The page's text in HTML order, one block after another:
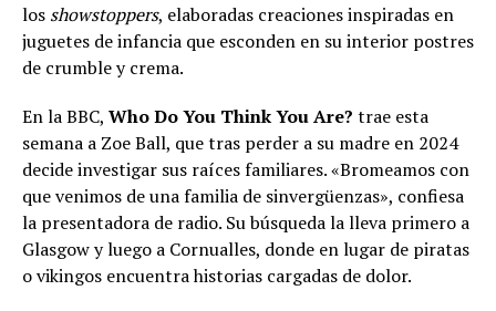
los showstoppers, elaboradas creaciones inspiradas en
juguetes de infancia que esconden en su interior postres
de crumble y crema.
En la BBC, Who Do You Think You Are? trae esta
semana a Zoe Ball, que tras perder a su madre en 2024
decide investigar sus raíces familiares. «Bromeamos con
que venimos de una familia de sinvergüenzas», confiesa
la presentadora de radio. Su búsqueda la lleva primero a
Glasgow y luego a Cornualles, donde en lugar de piratas
o vikingos encuentra historias cargadas de dolor.